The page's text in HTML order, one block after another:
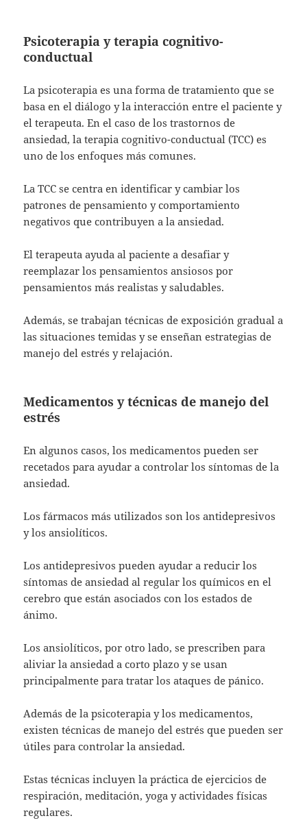
Psicoterapia y terapia cognitivo-
conductual
La psicoterapia es una forma de tratamiento que se
basa en el diálogo y la interacción entre el paciente y
el terapeuta. En el caso de los trastornos de
ansiedad, la terapia cognitivo-conductual (TCC) es
uno de los enfoques más comunes.
La TCC se centra en identificar y cambiar los
patrones de pensamiento y comportamiento
negativos que contribuyen a la ansiedad.
El terapeuta ayuda al paciente a desafiar y
reemplazar los pensamientos ansiosos por
pensamientos más realistas y saludables.
Además, se trabajan técnicas de exposición gradual a
las situaciones temidas y se enseñan estrategias de
manejo del estrés y relajación.
Medicamentos y técnicas de manejo del
estrés
En algunos casos, los medicamentos pueden ser
recetados para ayudar a controlar los síntomas de la
ansiedad.
Los fármacos más utilizados son los antidepresivos
y los ansiolíticos.
Los antidepresivos pueden ayudar a reducir los
síntomas de ansiedad al regular los químicos en el
cerebro que están asociados con los estados de
ánimo.
Los ansiolíticos, por otro lado, se prescriben para
aliviar la ansiedad a corto plazo y se usan
principalmente para tratar los ataques de pánico.
Además de la psicoterapia y los medicamentos,
existen técnicas de manejo del estrés que pueden ser
útiles para controlar la ansiedad.
Estas técnicas incluyen la práctica de ejercicios de
respiración, meditación, yoga y actividades físicas
regulares.